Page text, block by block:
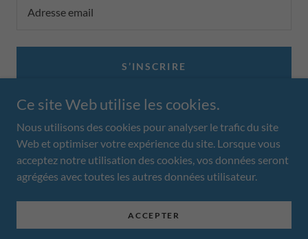
Adresse email
S’INSCRIRE
Copyright © 2026 Transport'heure - Tous droits réservés.
Optimisé par
Ce site Web utilise les cookies.
Nous utilisons des cookies pour analyser le trafic du site
Web et optimiser votre expérience du site. Lorsque vous
acceptez notre utilisation des cookies, vos données seront
agrégées avec toutes les autres données utilisateur.
ACCEPTER